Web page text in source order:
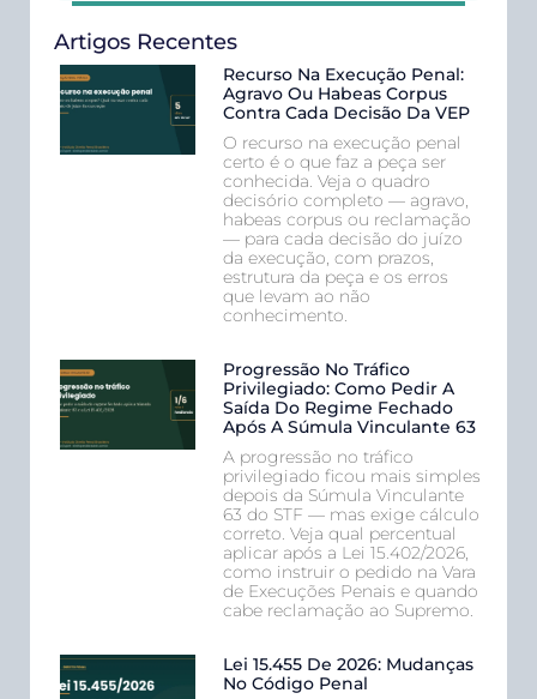
Artigos Recentes
Recurso Na Execução Penal:
Agravo Ou Habeas Corpus
Contra Cada Decisão Da VEP
O recurso na execução penal
certo é o que faz a peça ser
conhecida. Veja o quadro
decisório completo — agravo,
habeas corpus ou reclamação
— para cada decisão do juízo
da execução, com prazos,
estrutura da peça e os erros
que levam ao não
conhecimento.
Progressão No Tráfico
Privilegiado: Como Pedir A
Saída Do Regime Fechado
Após A Súmula Vinculante 63
A progressão no tráfico
privilegiado ficou mais simples
depois da Súmula Vinculante
63 do STF — mas exige cálculo
correto. Veja qual percentual
aplicar após a Lei 15.402/2026,
como instruir o pedido na Vara
de Execuções Penais e quando
cabe reclamação ao Supremo.
Lei 15.455 De 2026: Mudanças
No Código Penal